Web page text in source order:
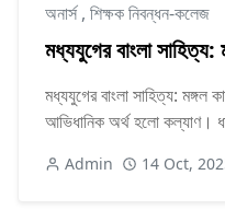
অনার্স, শিক্ষক নিবন্ধন-কলেজ
মধ্যযুগের বাংলা সাহিত্য:
মধ্যযুগের বাংলা সাহিত্য: মঙ্গল
আভিধানিক অর্থ হলো কল্যাণ।
Admin 14 Oct,